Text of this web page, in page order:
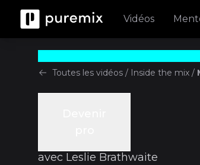
Vidéos
Toutes les vidéos / Inside the mix /
avec Leslie Brathwaite